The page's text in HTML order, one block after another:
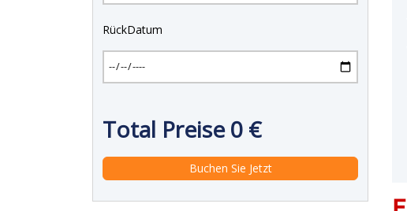
RückDatum
Total Preise0 €